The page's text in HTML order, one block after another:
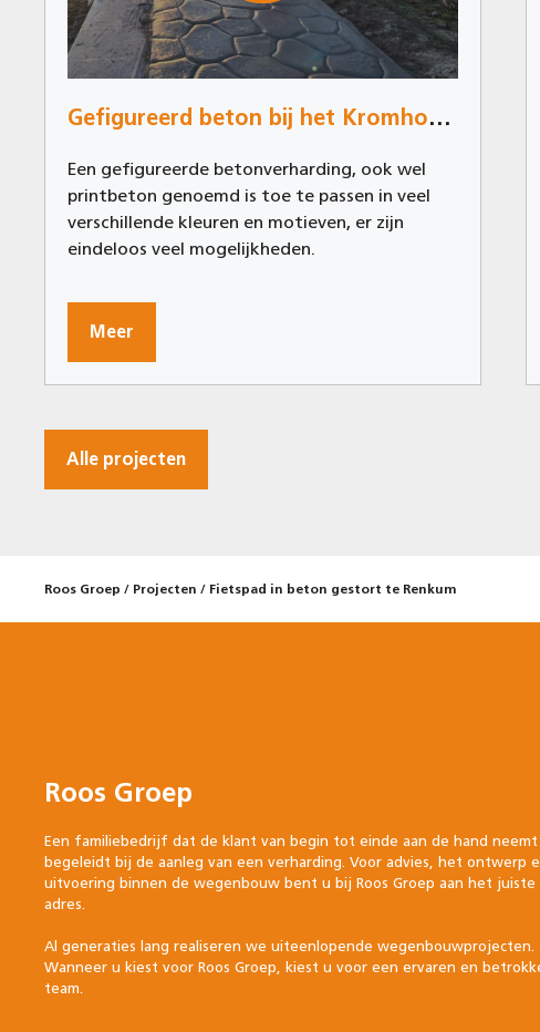
Gefigureerd beton bij het Kromhoutpark in Tilburg
Een gefigureerde betonverharding, ook wel
printbeton genoemd is toe te passen in veel
verschillende kleuren en motieven, er zijn
eindeloos veel mogelijkheden.
Meer
Alle projecten
Roos Groep / Projecten / Fietspad in beton gestort te Renkum
Roos Groep
Een familiebedrijf dat de klant van begin tot einde aan de hand neemt
begeleidt bij de aanleg van een verharding. Voor advies, het ontwerp
uitvoering binnen de wegenbouw bent u bij Roos Groep aan het juiste
adres.
Al generaties lang realiseren we uiteenlopende wegenbouwprojecten.
Wanneer u kiest voor Roos Groep, kiest u voor een ervaren en
team.